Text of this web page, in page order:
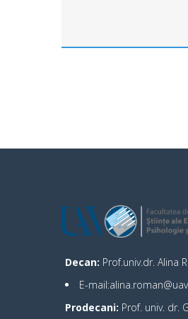
Decan: Prof.univ.dr. Alina
E-
Prodecani: Prof. univ. dr.